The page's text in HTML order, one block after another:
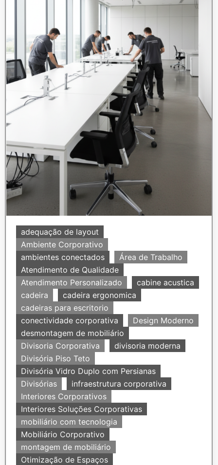
adequação de layout
Ambiente Corporativo
ambientes conectados
Área de Trabalho
Atendimento de Qualidade
Atendimento Personalizado
cabine acustica
cadeira
cadeira ergonomica
cadeiras para escritorio
conectividade corporativa
Design Moderno
desmontagem de mobiliário
Divisoria Corporativa
divisoria moderna
Divisória Piso Teto
Divisória Vidro Duplo com Persianas
Divisórias
infraestrutura corporativa
Interiores Corporativos
Interiores Soluções Corporativas
mobiliário com tecnologia
Mobiliário Corporativo
montagem de mobiliário
Otimização de Espaços